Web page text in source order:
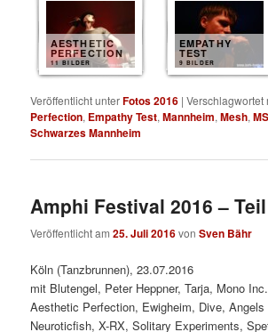
AESTHETIC
PERFECTION
11 BILDER
EMPATHY
TEST
9 BILDER
Veröffentlicht unterFotos 2016 |Verschlagwortet
Perfection, Empathy Test,Mannheim,Mesh,
Schwarzes Mannheim
Amphi Festival 2016 – Teil
Veröffentlicht am25. Juli 2016vonSven Bähr
Köln (Tanzbrunnen), 23.07.2016
mit Blutengel, Peter Heppner, Tarja, Mono
Aesthetic Perfection, Ewigheim, Dive, Angels
Neuroticfish, X-RX, Solitary Experiments,